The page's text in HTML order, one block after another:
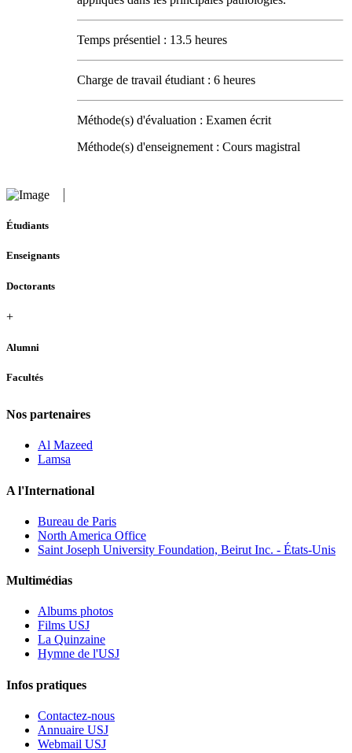
Temps présentiel : 13.5 heures
Charge de travail étudiant : 6 heures
Méthode(s) d'évaluation : Examen écrit
Méthode(s) d'enseignement : Cours magistral
Étudiants
Enseignants
Doctorants
+
Alumni
Facultés
Nos partenaires
Al Mazeed
Lamsa
A l'International
Bureau de Paris
North America Office
Saint Joseph University Foundation, Beirut Inc. - États-Unis
Multimédias
Albums photos
Films USJ
La Quinzaine
Hymne de l'USJ
Infos pratiques
Contactez-nous
Annuaire USJ
Webmail USJ